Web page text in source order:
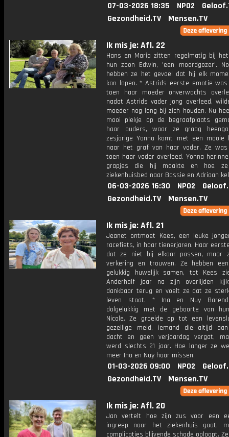
07-03-2026 18:35 NPO2
Gezondheid.TV
Mensen.TV
Ik mis je: Afl. 22
Hans en Maria zitten regelmatig bij
hun zoon Edwin, 'een moordgozer'.
hebben ze het gevoel dat hij elk
kan lopen. * Astrids eerste emotie was
toen haar moeder onverwachts
nadat Astrids vader jong overleed,
moeder nog lang bij zich houden. Nu
mooi plekje op de begraafplaats
haar ouders, waar ze graag
zesjarige Yonna komt met een mooie
naar het graf van haar vader. Ze
toen haar vader overleed. Yonna
grapjes die hij maakte en hoe
ziekenhuisbed naar Bassie en Adriaan
06-03-2026 16:30 NPO2
Gezondheid.TV
Mensen.TV
Ik mis je: Afl. 21
Jeanet ontmoet Kees, een leuke
racefiets, in haar tienerjaren. Haar
dat ze niet bij elkaar passen, maar
verkering en trouwen. Ze hebben
gelukkig huwelijk samen, tot Kees
Anderhalf jaar na zijn overlijden
dankbaar terug en voelt ze dat ze
leven staat. * Ina en Nuy
dolgelukkig met de geboorte van
Nicole. Ze groeide op tot een
gezellige meid, iemand die altijd
dacht en geen verjaardag vergat,
werd slechts 21 jaar. Hoe langer ze
meer Ina en Nuy haar missen.
01-03-2026 09:00 NPO2
Gezondheid.TV
Mensen.TV
Ik mis je: Afl. 20
Jan vertelt hoe zijn zus voor een
ingreep naar het ziekenhuis gaat,
complicaties blijvende schade oploopt.